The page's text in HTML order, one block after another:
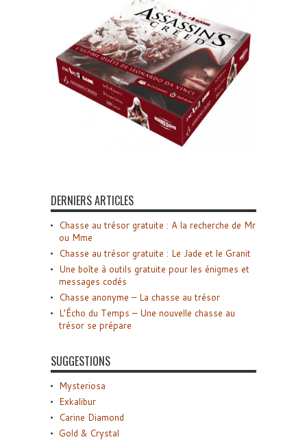
DERNIERS ARTICLES
Chasse au trésor gratuite : A la recherche de Mr
ou Mme
Chasse au trésor gratuite : Le Jade et le Granit
Une boîte à outils gratuite pour les énigmes et
messages codés
Chasse anonyme – La chasse au trésor
L’Écho du Temps – Une nouvelle chasse au
trésor se prépare
SUGGESTIONS
Mysteriosa
Exkalibur
Carine Diamond
Gold & Crystal